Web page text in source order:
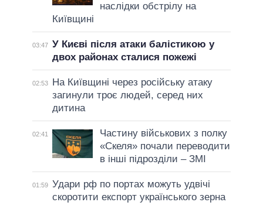
наслідки обстрілу на
Київщині
03:47 У Києві після атаки балістикою у
двох районах сталися пожежі
02:53
На Київщині через російську атаку
загинули троє людей, серед них
дитина
02:41
Частину військових з полку
«Скеля» почали переводити
в інші підрозділи – ЗМІ
01:59 Удари рф по портах можуть удвічі
скоротити експорт українського зерна